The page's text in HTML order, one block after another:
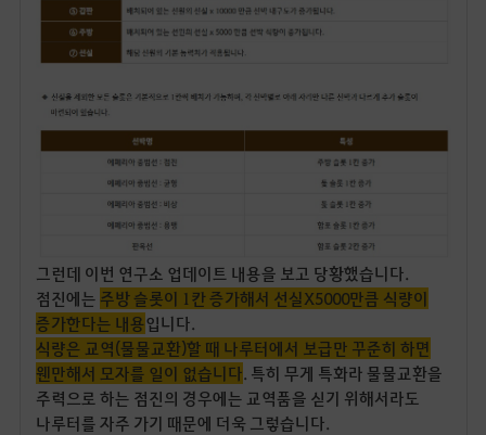
그런데 이번 연구소 업데이트 내용을 보고 당황했습니다.
점진에는 주방 슬롯이 1칸 증가해서 선실X5000만큼 식량이
증가한다는 내용입니다.
식량은 교역(물물교환)할 때 나루터에서 보급만 꾸준히 하면
웬만해서 모자를 일이 없습니다. 특히 무게 특화라 물물교환을
주력으로 하는 점진의 경우에는 교역품을 싣기 위해서라도
나루터를 자주 가기 때문에 더욱 그렇습니다.